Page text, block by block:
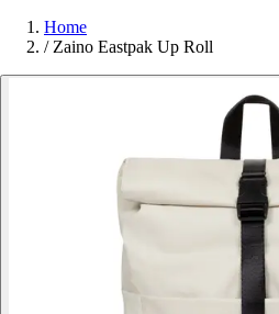
Home
/ Zaino Eastpak Up Roll